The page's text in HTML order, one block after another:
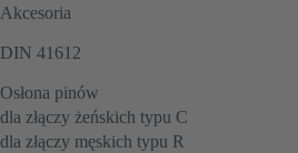
Akcesoria
DIN 41612
Osłona pinów
dla złączy żeńskich typu C
dla złączy męskich typu R